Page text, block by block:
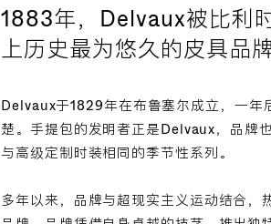
1883年，Delvaux被比利
上历史最为悠久的皮具品牌
Delvaux于1829年在布鲁塞尔成立，一
楚。手提包的发明者正是Delvaux，品牌
与高级定制时装相同的季节性系列。
多年以来，品牌与超现实主义运动结合